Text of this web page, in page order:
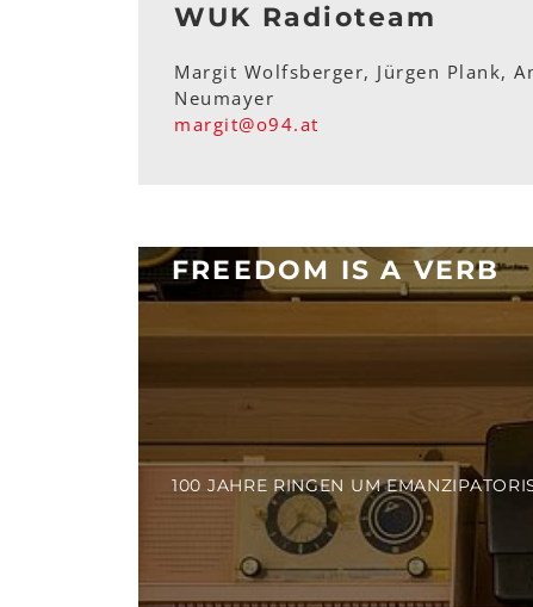
WUK Radioteam
Margit Wolfsberger, Jürgen Plank,
Neumayer
margit@o94.at
FREEDOM IS A VERB
100 JAHRE RINGEN UM